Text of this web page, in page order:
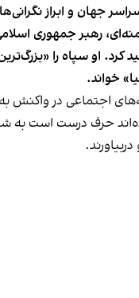
جهان و ابراز
رهبر جمهوری
کرد. او سپاه را
خواند.
اجتماعی در واکنش
حرف درست است به